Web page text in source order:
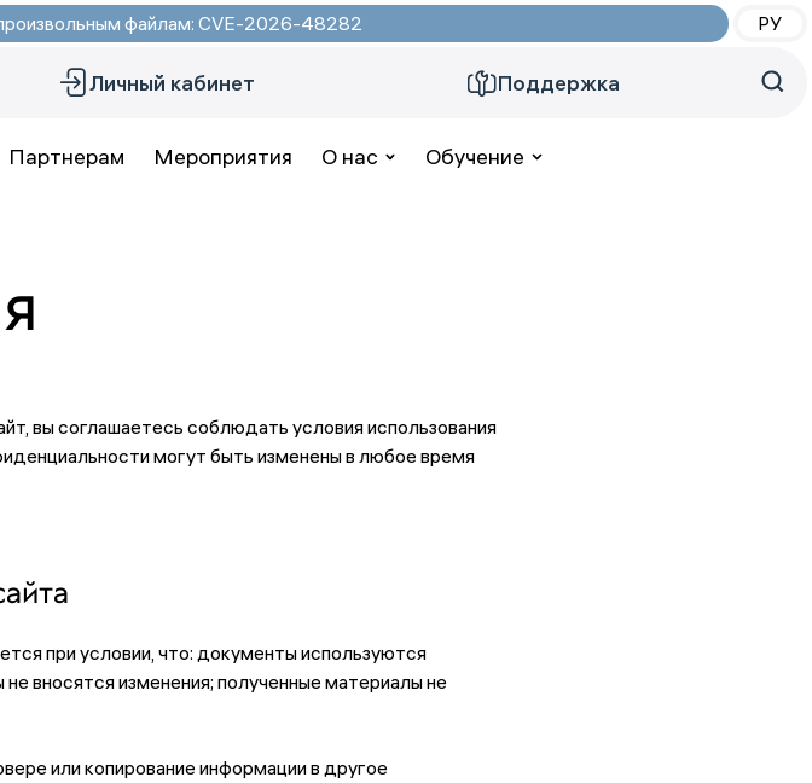
произвольным файлам: CVE-2026-48282 РУ
Личный кабинет Поддержка
Партнерам Мероприятия О нас Обучение
вы соглашаетесь соблюдать условия использования
могут быть изменены в любое время
при условии, что: документы используются
вносятся изменения; полученные материалы не
или копирование информации в другое